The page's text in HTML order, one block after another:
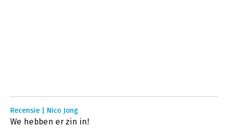
Recensie | Nico Jong
We hebben er zin in!